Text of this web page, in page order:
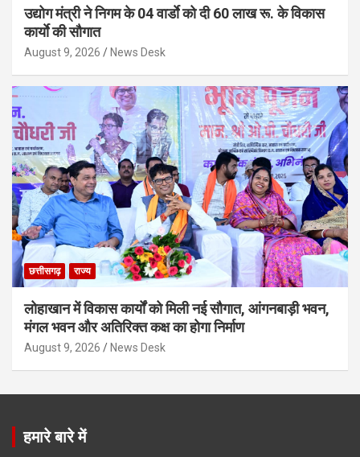
उद्योग मंत्री ने निगम के 04 वार्डाे को दी 60 लाख रू. के विकास
कार्याे की सौगात
August 9, 2026 News Desk
छत्तीसगढ़ राज्य
लोहाखान में विकास कार्यों को मिली नई सौगात, आंगनबाड़ी भवन,
मंगल भवन और अतिरिक्त कक्ष का होगा निर्माण
August 9, 2026 News Desk
हमारे बारे में